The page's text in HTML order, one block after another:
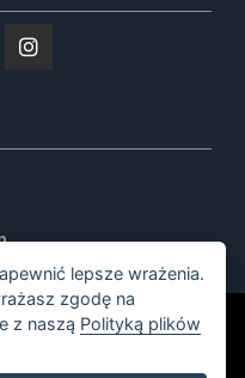
zastrzeżone.
lepsze wrażenia.
zgodę na
z naszą Polityką plików